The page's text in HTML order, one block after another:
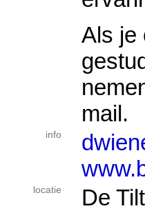
Als je
mail.
info
locatie De